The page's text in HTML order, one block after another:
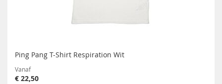
Ping Pang T-Shirt Respiration Wit
Vanaf
€ 22,50